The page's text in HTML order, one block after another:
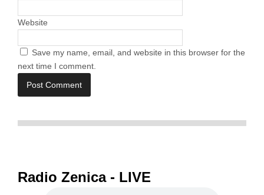
Website
Save my name, email, and website in this browser for the
next time I comment.
Radio Zenica - LIVE